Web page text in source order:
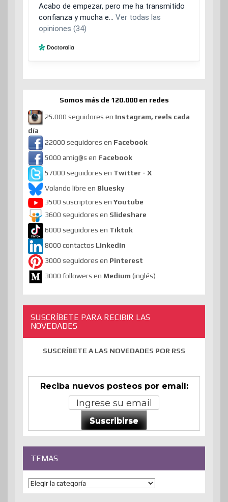
Somos más de 120.000 en redes
25.000 seguidores en Instagram, reels cada
día
22000 seguidores en Facebook
5000 amig@s en Facebook
57000 seguidores en Twitter - X
Volando libre en Bluesky
3500 suscriptores en Youtube
3600 seguidores en Slideshare
6000 seguidores en Tiktok
8000 contactos Linkedin
3000 seguidores en Pinterest
3000 followers en Medium (inglés)
SUSCRÍBETE PARA RECIBIR LAS
NOVEDADES
SUSCRÍBETE A LAS NOVEDADES POR RSS
Reciba nuevos posteos por email:
Suscribirse
TEMAS
Temas